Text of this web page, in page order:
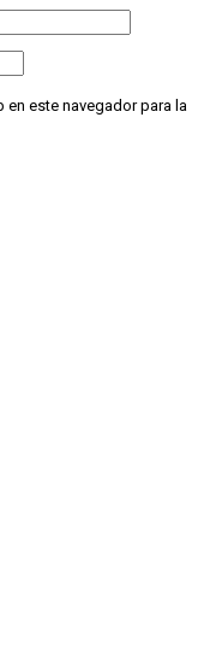
en este navegador para la